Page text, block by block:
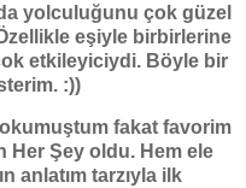
yolculuğunu çok güzel
eşiyle birbirlerine
etkileyiciydi. Böyle bir
:))
okumuştum fakat favorim
Her Şey oldu. Hem ele
anlatım tarzıyla ilk